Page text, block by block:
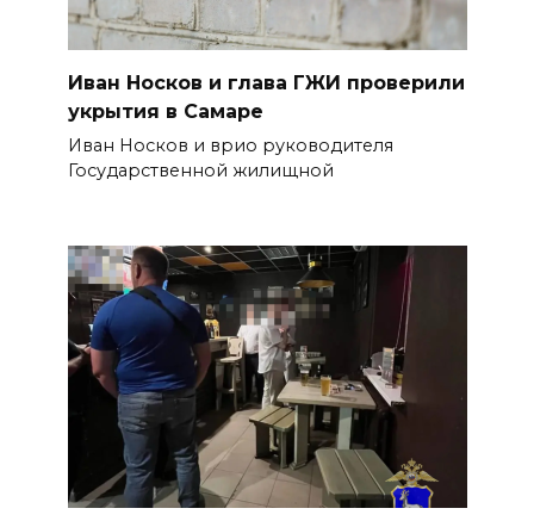
Иван Носков и глава ГЖИ проверили
укрытия в Самаре
Иван Носков и врио руководителя
Государственной жилищной